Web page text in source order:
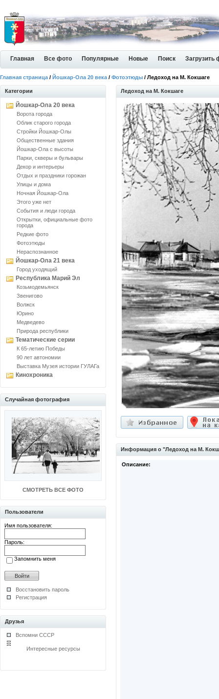
Главная Все фото Популярные Новые Поиск Загрузить
Главная страница / Йошкар-Ола 20 века / Фотоэтюды / Ледоход на М. Кокшаге
Категории
Йошкар-Ола 20 века
Ворота города
Облик старого города
Стройки Йошкар-Олы
Общественные здания
Йошкар-Ола с высоты
Парки, скверы и бульвары
Декор и интерьеры
Отдых и праздники горожан
Улицы и дома
Ночная Йошкар-Ола
Этого уже нет
События и люди города
Открытки, официальные фото
города
Редкие фото
Фотоэтюды
Нераспознанное
Йошкар-Ола 21 века
Город уходящий
Республика Марий Эл
Козьмодемьянск
Звенигово
Волжск
Юрино
Медведево
Природа республики
Тематические серии
К 65-летию Победы
90 лет автономии
Выставка Музея истории ГУЛАГа
Кинохроника
Случайная фотография
СМОТРЕТЬ ВСЕ ФОТО
Пользователи
Имя пользователя:
Пароль:
Запомнить меня
Восстановить пароль
Регистрация
Друзья
Вспомни СССР
Интересные ресурсы
Ледоход на М. Кокшаге
Информация о "Ледоход на М.
Описание: